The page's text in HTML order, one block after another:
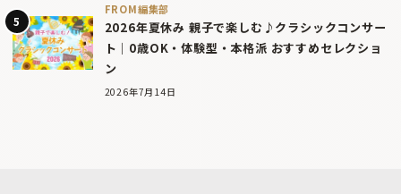
FROM編集部
2026年夏休み 親子で楽しむ♪クラシックコンサー
ト｜0歳OK・体験型・本格派 おすすめセレクショ
ン
2026年7月14日